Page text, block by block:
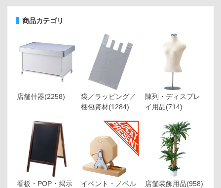
商品カテゴリ
店舗什器(2258)
袋／ラッピング／
梱包資材(1284)
陳列・ディスプレ
イ用品(714)
看板・POP・掲示
イベント・ノベル
店舗装飾用品(958)